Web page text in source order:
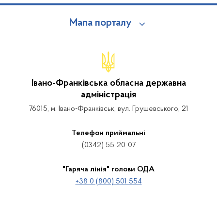
Мапа порталу
Івано-Франківська обласна державна
адміністрація
76015, м. Івано-Франківськ, вул. Грушевського, 21
Телефон приймальні
(0342) 55-20-07
"Гаряча лінія" голови ОДА
+38 0 (800) 501 554